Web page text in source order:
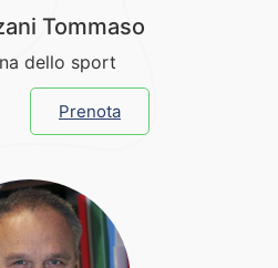
Tommaso
dello sport
Prenota